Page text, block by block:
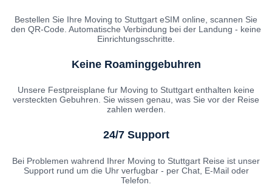
Bestellen Sie Ihre Moving to Stuttgart eSIM online, scannen Sie
den QR-Code. Automatische Verbindung bei der Landung - keine
Einrichtungsschritte.
Keine Roaminggebuhren
Unsere Festpreisplane fur Moving to Stuttgart enthalten keine
versteckten Gebuhren. Sie wissen genau, was Sie vor der Reise
zahlen werden.
24/7 Support
Bei Problemen wahrend Ihrer Moving to Stuttgart Reise ist unser
Support rund um die Uhr verfugbar - per Chat, E-Mail oder
Telefon.